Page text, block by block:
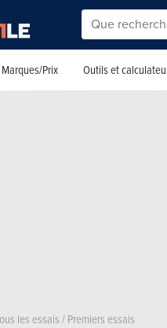
Marques/Prix Outils et
les essais/Premiers essais